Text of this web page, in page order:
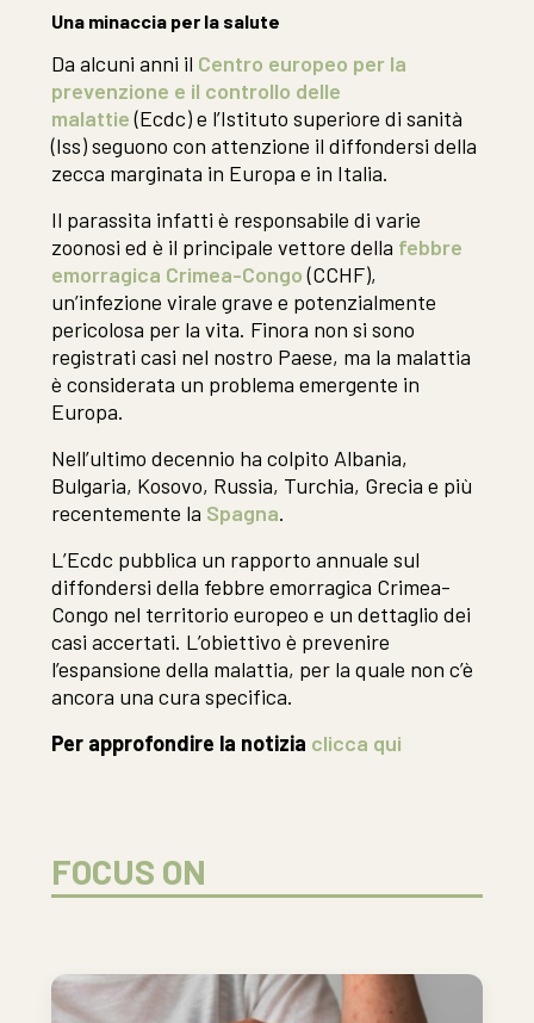
Una minaccia per la salute
Da alcuni anni il Centro europeo per la
prevenzione e il controllo delle
malattie(Ecdc) e l’Istituto superiore di sanità
(Iss) seguono con attenzione il diffondersi della
zecca marginata in Europa e in Italia.
Il parassita infatti è responsabile di varie
zoonosi ed è il principale vettore della febbre
emorragica Crimea-Congo(CCHF),
un’infezione virale grave e potenzialmente
pericolosa per la vita. Finora non si sono
registrati casi nel nostro Paese, ma la malattia
è considerata un problema emergente in
Europa.
Nell’ultimo decennio ha colpito Albania,
Bulgaria, Kosovo, Russia, Turchia, Grecia e più
recentemente la Spagna.
L’Ecdc pubblica un rapporto annuale sul
diffondersi della febbre emorragica Crimea-
Congo nel territorio europeo e un dettaglio dei
casi accertati. L’obiettivo è prevenire
l’espansione della malattia, per la quale non c’è
ancora una cura specifica.
Per approfondire la notizia clicca qui
FOCUS ON